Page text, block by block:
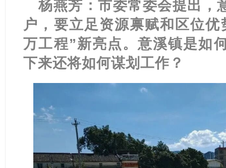
杨燕芳：市委常委会提出，
户，要立足资源禀赋和区位
万工程”新亮点。意溪镇是如
下来还将如何谋划工作？